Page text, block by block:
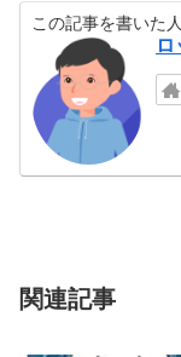
この記事を書いた人
関連記事